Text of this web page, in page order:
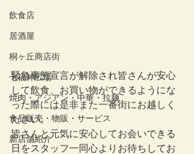
飲食店
居酒屋
桐ヶ丘商店街
七福神広場
焼肉・アジアン・中華・拉麺
食品販売・物販・サービス
新店舗紹介
緊急事態宣言が解除され皆さんが安心
して飲食、お買い物ができるようにな
った際には是非また一番街にお越しく
ださい。
皆さんと元気に安心してお会いできる
日をスタッフ一同心よりお待ちしてお